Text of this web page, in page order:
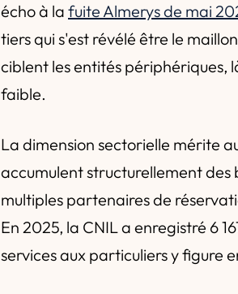
écho à la fuite Almerys de mai
tiers qui s'est révélé être le
ciblent les entités périphériques,
faible.
La dimension sectorielle mérite
accumulent structurellement des
multiples partenaires de
En 2025, la CNIL a enregistré 6
services aux particuliers y figure